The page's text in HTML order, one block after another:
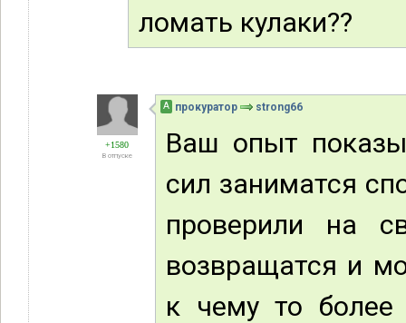
ломать кулаки??
+1580
В отпуске
А прокуратор strong66
Ваш опыт
сил заниматся
проверили на
возвращатся и
к чему то более